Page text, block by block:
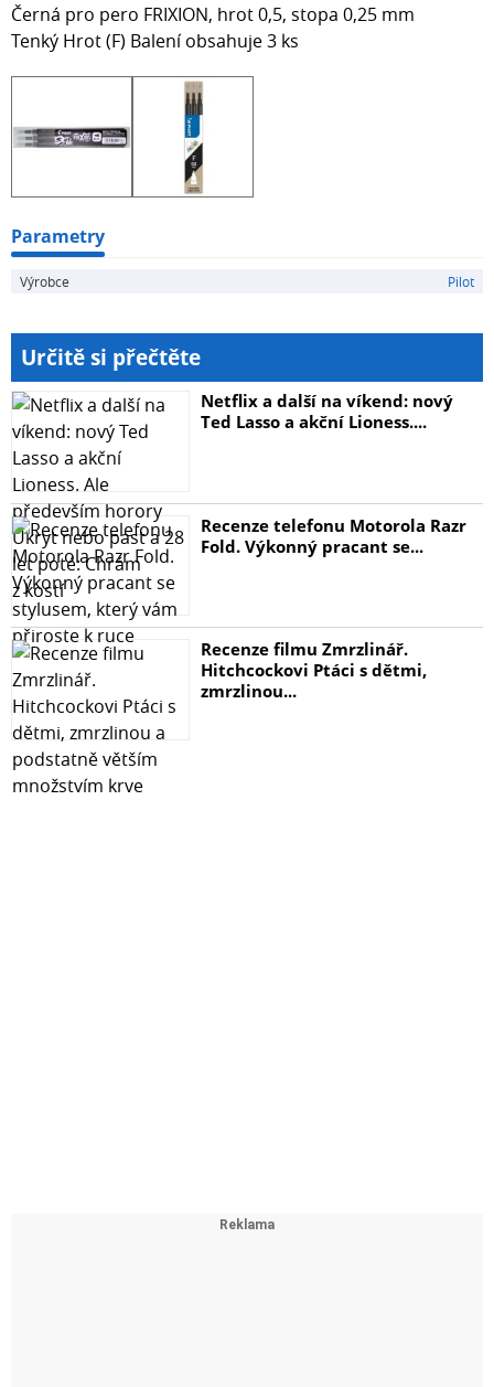
Černá pro pero FRIXION, hrot 0,5, stopa 0,25 mm
Tenký Hrot (F) Balení obsahuje 3 ks
Parametry
Výrobce Pilot
Určitě si přečtěte
Netflix a další na víkend: nový
Ted Lasso a akční Lioness....
Recenze telefonu Motorola Razr
Fold. Výkonný pracant se...
Recenze filmu Zmrzlinář.
Hitchcockovi Ptáci s dětmi,
zmrzlinou...